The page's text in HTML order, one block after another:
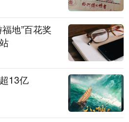
地”百花奖
13亿